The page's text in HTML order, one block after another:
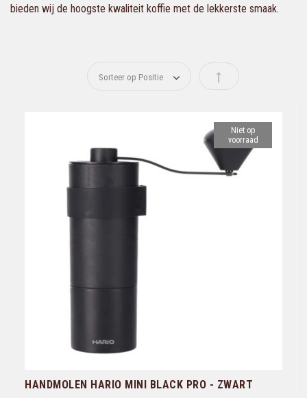
bieden wij de hoogste kwaliteit koffie met de lekkerste smaak.
Van hoog naar laag
Niet op
voorraad
HANDMOLEN HARIO MINI BLACK PRO - ZWART